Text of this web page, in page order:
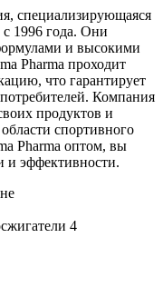
специализирующаяся
с 1996 года. Они
и высокими
Pharma проходит
что гарантирует
Компания
продуктов и
спортивного
Pharma оптом, вы
и эффективности.
4